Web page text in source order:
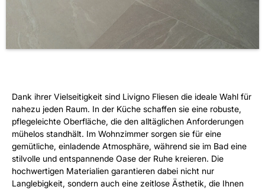
Dank ihrer Vielseitigkeit sind Livigno Fliesen die ideale Wahl für
nahezu jeden Raum. In der Küche schaffen sie eine robuste,
pflegeleichte Oberfläche, die den alltäglichen Anforderungen
mühelos standhält. Im Wohnzimmer sorgen sie für eine
gemütliche, einladende Atmosphäre, während sie im Bad eine
stilvolle und entspannende Oase der Ruhe kreieren. Die
hochwertigen Materialien garantieren dabei nicht nur
Langlebigkeit, sondern auch eine zeitlose Ästhetik, die Ihnen